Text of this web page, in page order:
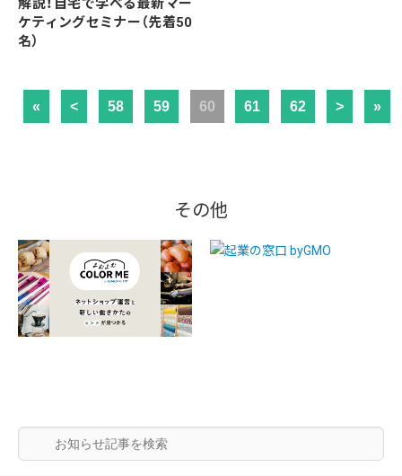
解説！自宅で学べる最新マー
ケティングセミナー（先着50
名）
« < 58 59 60 61 62 > »
その他